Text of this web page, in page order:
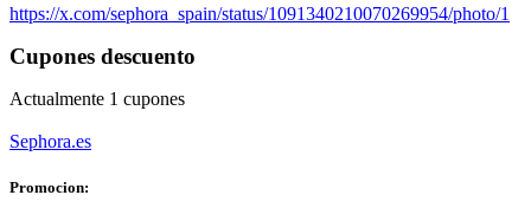
https://x.com/sephora_spain/status/1091340210070269954/photo/1
Cupones descuento
Actualmente 1 cupones
Sephora.es
Promocion: